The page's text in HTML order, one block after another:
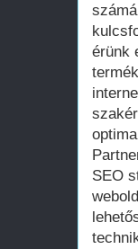
érünk
SEO